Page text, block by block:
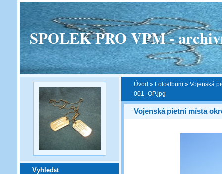
SPOLEK PRO VPM -
Vyhledat
Úvod » Fotoalbum » Vojenská
001_OP.jpg
Vojenská pietní místa